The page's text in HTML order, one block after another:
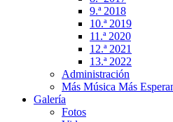
9.ª 2018
10.ª 2019
11.ª 2020
12.ª 2021
13.ª 2022
Administración
Más Música Más
Galería
Fotos